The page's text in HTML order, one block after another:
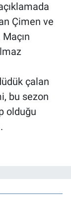
Çimen ve
çalan
bu sezon
olduğu